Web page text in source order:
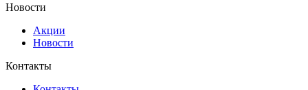
Новости
Акции
Новости
Контакты